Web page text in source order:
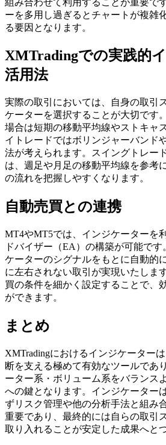
ーを多用し過ぎるとチャートが複雑
る要因となります。
XMTradingでの実践的
活用法
実際の取引においては、自身の取引
ケーターを選択することが大切です
場合は短期の移動平均線やストキャ
イトレードではボリンジャーバンド
法が考えられます。スイングトレー
は、週足や月足の移動平均線を参考
の流れを把握しやすくなります。
自動売買との連携
MT4やMT5では、インジケーターを
ドバイザー（EA）の構築が可能で
ケーターのシグナルをもとに自動的
に左右されない取引が実現いたしま
買の条件を細かく設定することで、
ができます。
まとめ
XMTradingにおけるインジケーター
断を支える極めて有効なツールであ
ーター系・ボリューム系をバランス
への鍵となります。インジケーター
ずリスク管理や他の分析手法と組み
重要であり、最終的には自らの取引
取り入れることが安定した成果へと